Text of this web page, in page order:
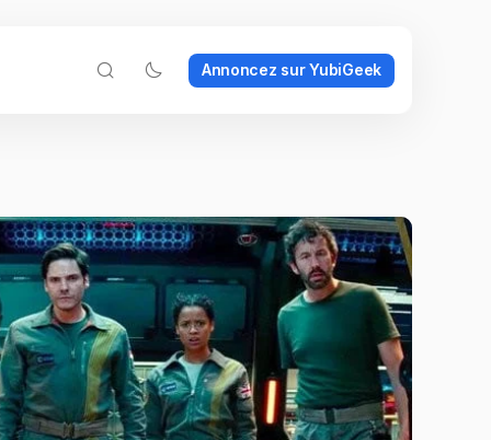
Annoncez sur YubiGeek